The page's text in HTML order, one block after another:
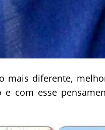
mais diferente,
com esse